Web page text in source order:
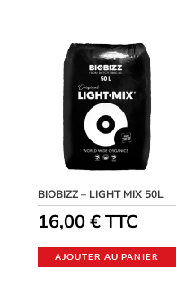
BIOBIZZ – LIGHT MIX 50L
16,00€ TTC
AJOUTER AU PANIER